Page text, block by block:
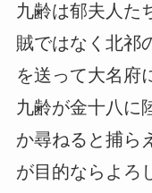
九齢は郁夫人た
賊ではなく北祁
を送って大名府
九齢が金十八に
か尋ねると捕ら
が目的ならよろ